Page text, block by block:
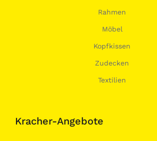
Rahmen
Möbel
Kopfkissen
Zudecken
Textilien
Kracher-Angebote